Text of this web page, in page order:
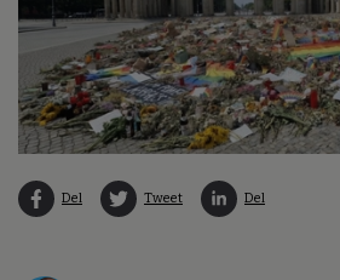
Del Tweet Del